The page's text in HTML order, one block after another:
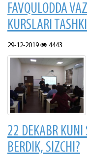
FAVQULODDA
KURSLARI
29-12-2019 4443
22 DEKABR KUNI
BERDIK, SIZCHI?